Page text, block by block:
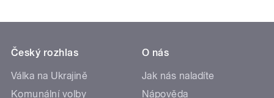
Český rozhlas
Válka na Ukrajině
Komunální volby
O nás
Jak nás naladíte
Nápověda